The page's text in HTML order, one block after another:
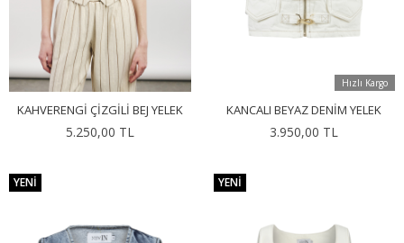
KAHVERENGI ÇIZGILI BEJ YELEK
5.250,00 TL
Hızlı Kargo
KANCALI BEYAZ DENIM YELEK
3.950,00 TL
YENI YENI